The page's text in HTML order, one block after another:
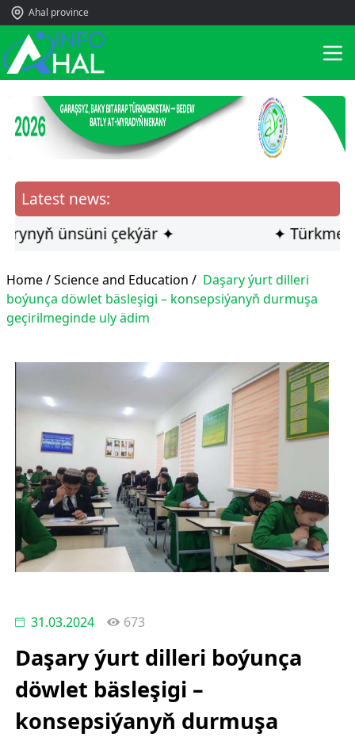
Ahal province
Latest news:
ünsüni çekýär ✦
✦ Türkmen
Home /Science and Education / Daşary ýurt dilleri
boýunça döwlet bäsleşigi – konsepsiýanyň durmuşa
geçirilmeginde uly ädim
31.03.2024 673
Daşary ýurt dilleri boýunça
döwlet bäsleşigi –
konsepsiýanyň durmuşa